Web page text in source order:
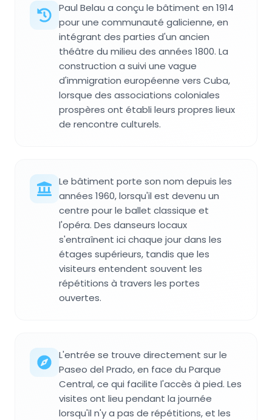
Paul Belau a conçu le bâtiment en 1914
pour une communauté galicienne, en
intégrant des parties d'un ancien
théâtre du milieu des années 1800. La
construction a suivi une vague
d'immigration européenne vers Cuba,
lorsque des associations coloniales
prospères ont établi leurs propres lieux
de rencontre culturels.
Le bâtiment porte son nom depuis les
années 1960, lorsqu'il est devenu un
centre pour le ballet classique et
l'opéra. Des danseurs locaux
s'entraînent ici chaque jour dans les
étages supérieurs, tandis que les
visiteurs entendent souvent les
répétitions à travers les portes
ouvertes.
L'entrée se trouve directement sur le
Paseo del Prado, en face du Parque
Central, ce qui facilite l'accès à pied. Les
visites ont lieu pendant la journée
lorsqu'il n'y a pas de répétitions, et les